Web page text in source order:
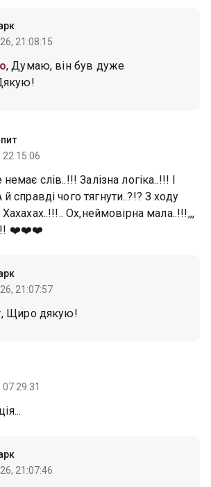
21:08:15
, Думаю, він був дуже
22:15:06
слів..!!! Залізна логіка..!!! І
справді чого тягнути..?!? З ходу
Ох,неймовірна мала..!!!,,,
❤️❤️❤️
21:07:57
, Щиро дякую!
21:07:46